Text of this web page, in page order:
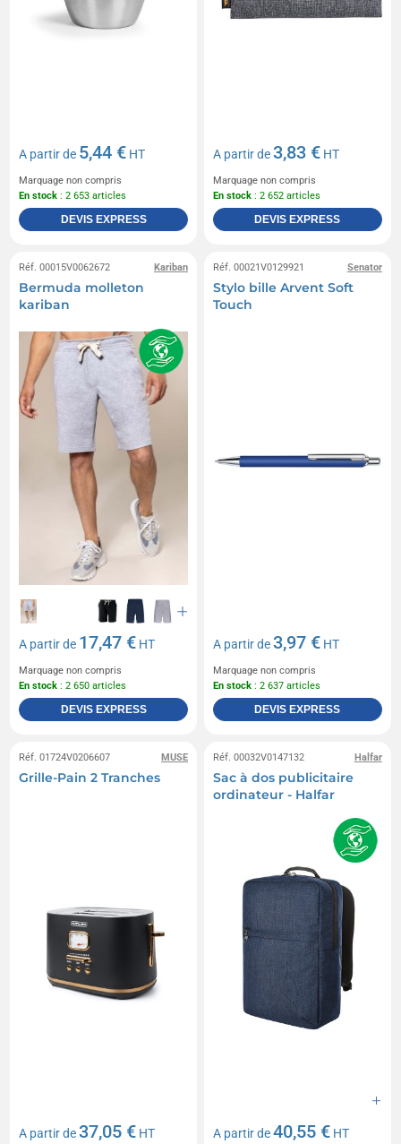
Kambukka Herschel Carhartt
A partir de 5,44 € HT
Marquage non compris
En stock : 2 653 articles
DEVIS EXPRESS
A partir de3,83 € HT
Marquage non compris
En stock : 2 652 articles
DEVIS EXPRESS
Kariban
Réf. 00015V0062672
Bermuda molleton
kariban
A partir de 17,47 € HT
Marquage non compris
En stock : 2 650 articles
DEVIS EXPRESS
Senator
Réf. 00021V0129921
Stylo bille Arvent Soft
Touch
A partir de3,97 € HT
Marquage non compris
En stock : 2 637 articles
DEVIS EXPRESS
MUSE
Réf. 01724V0206607
Grille-Pain 2 Tranches
A partir de37,05 € HT
Halfar
Réf. 00032V0147132
Sac à dos publicitaire
ordinateur - Halfar
A partir de40,55 € HT